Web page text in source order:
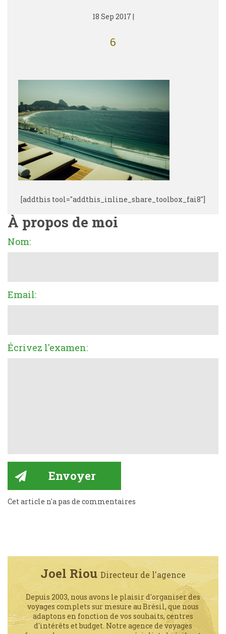
18 Sep 2017 |
6
[addthis tool="addthis_inline_share_toolbox_fai8"]
À propos de moi
Nom:
Email:
Écrivez l'examen:
Cet article n'a pas de commentaires
Joel Riou Directeur de l'agence
Depuis 2003, nous avons le plaisir d'organiser des
voyages complets sur mesure au Brésil, que nous
adaptons en fonction de vos souhaits, centres
d'intérêts et budget. Notre agence de voyages